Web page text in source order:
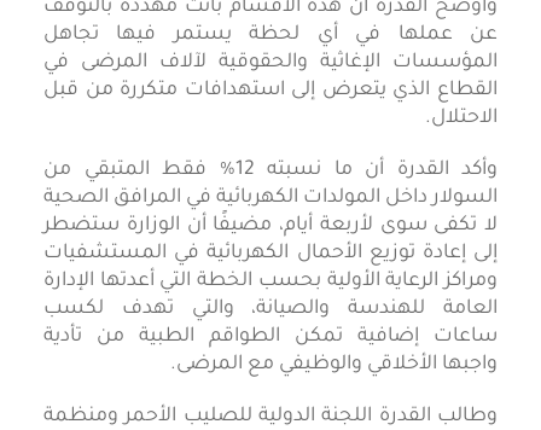
وأوضح القدرة أن هذه الأقسام باتت مهددة بالتوقف
عن عملها في أي لحظة يستمر فيها تجاهل
المؤسسات الإغاثية والحقوقية لآلاف المرضى في
القطاع الذي يتعرض إلى استهدافات متكررة من قبل
الاحتلال.
وأكد القدرة أن ما نسبته 12% فقط المتبقي من
السولار داخل المولدات الكهربائية في المرافق الصحية
لا تكفى سوى لأربعة أيام، مضيفًا أن الوزارة ستضطر
إلى إعادة توزيع الأحمال الكهربائية في المستشفيات
ومراكز الرعاية الأولية بحسب الخطة التي أعدتها الإدارة
العامة للهندسة والصيانة، والتي تهدف لكسب
ساعات إضافية تمكن الطواقم الطبية من تأدية
واجبها الأخلاقي والوظيفي مع المرضى.
وطالب القدرة اللجنة الدولية للصليب الأحمر ومنظمة